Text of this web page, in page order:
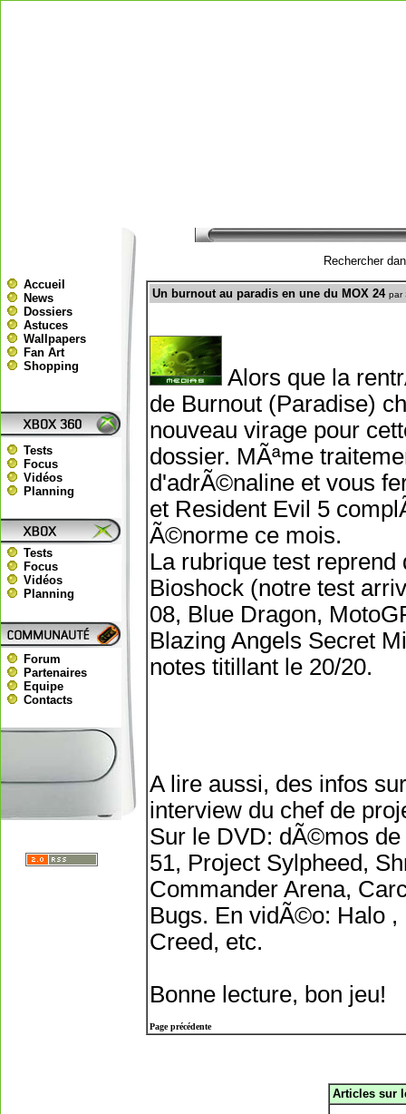
Accueil
News
Dossiers
Astuces
Wallpapers
Fan Art
Shopping
Tests
Focus
Vidéos
Planning
Tests
Focus
Vidéos
Planning
Forum
Partenaires
Equipe
Contacts
Rechercher
Un burnout au paradis en une du MOX 24 par
Alors que la
de Burnout (Paradise)
nouveau virage pour
dossier. MÃªme
d'adrÃ©naline et vous
et Resident Evil 5
Ã©norme ce mois.
La rubrique test
Bioshock (notre test
08, Blue Dragon,
Blazing Angels Secret
notes titillant le 20/20.
A lire aussi, des infos
interview du chef de
Sur le DVD: dÃ©mos
51, Project Sylpheed,
Commander Arena,
Bugs. En vidÃ©o: Halo
Creed, etc.
Bonne lecture, bon jeu!
Page précédente
Articles sur